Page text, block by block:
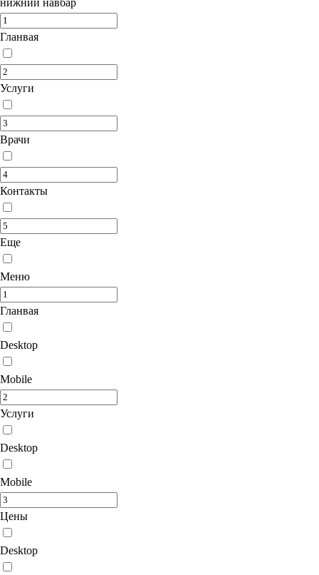
нижний навбар
Гланвая
Услуги
Врачи
Контакты
Еще
Меню
Гланвая
Desktop
Mobile
Услуги
Desktop
Mobile
Цены
Desktop